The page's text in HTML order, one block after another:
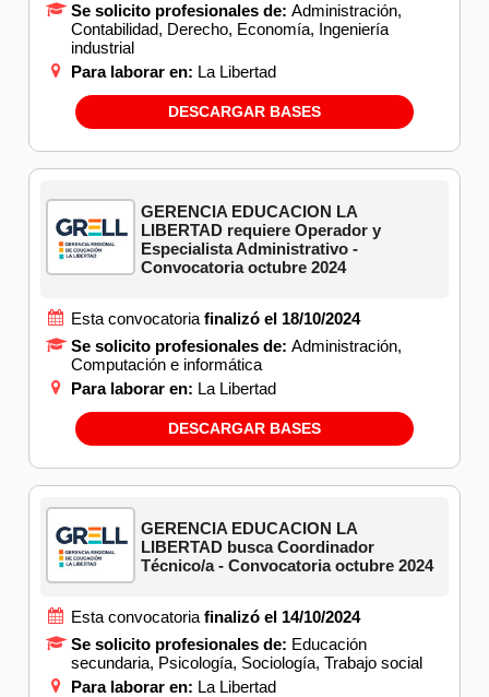
Se solicito profesionales de: Administración,
Contabilidad, Derecho, Economía, Ingeniería
industrial
Para laborar en: La Libertad
DESCARGAR BASES
GERENCIA EDUCACION LA
LIBERTAD requiere Operador y
Especialista Administrativo -
Convocatoria octubre 2024
Esta convocatoria finalizó el 18/10/2024
Se solicito profesionales de: Administración,
Computación e informática
Para laborar en: La Libertad
DESCARGAR BASES
GERENCIA EDUCACION LA
LIBERTAD busca Coordinador
Técnico/a - Convocatoria octubre 2024
Esta convocatoria finalizó el 14/10/2024
Se solicito profesionales de: Educación
secundaria, Psicología, Sociología, Trabajo social
Para laborar en: La Libertad